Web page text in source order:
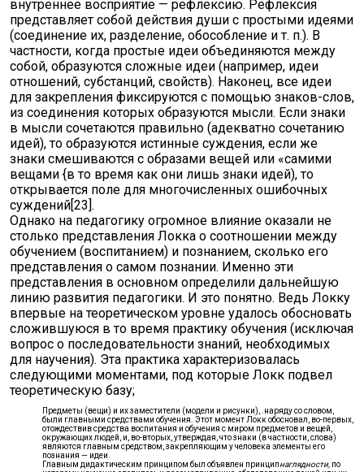
внутреннее восприятие — рефлексию. Рефлексия
представляет собой действия души с простыми идеями
(соединение их, разделение, обособление и т. п.). В
частности, когда простые идеи объединяются между
собой, образуются сложные идеи (например, идеи
отношений, субстанций, свойств). Наконец, все идеи
для закрепления фиксируются с помощью знаков-слов,
из соединения которых образуются мысли. Если знаки
в мысли сочетаются правильно (адекватно сочетанию
идей), то образуются истинные суждения, если же
знаки смешиваются с образами вещей или «самими
вещами {в то время как они лишь знаки идей), то
открывается поле для многочисленных ошибочных
суждений[23].
Однако на педагогику огромное влияние оказали не
столько представления Локка о соотношении между
обучением (воспитанием) и познанием, сколько его
представления о самом познании. Именно эти
представления в основном определили дальнейшую
линию развития педагогики. И это понятно. Ведь Локку
впервые на теоретическом уровне удалось обосновать
сложившуюся в то время практику обучения (исключая
вопрос о последовательности знаний, необходимых
для научения). Эта практика характеризовалась
следующими моментами, под которые Локк подвел
теоретическую базу;
Предметы (вещи) и их заместители (модели и рисунки), .наряду со словом,
были главными средствами обучения. Этот момент Локк обосновал, во-первых,
отождествив средства воспитания и обучения с миром предметов и вещей,
окружающих людей, и, во-вторых, утверждая, что знаки (в частности, слова)
являются главным средством, закрепляющим у человека элементы его
познания — идеи.
Главным дидактическим принципом был объявлен принципнаглядности, по